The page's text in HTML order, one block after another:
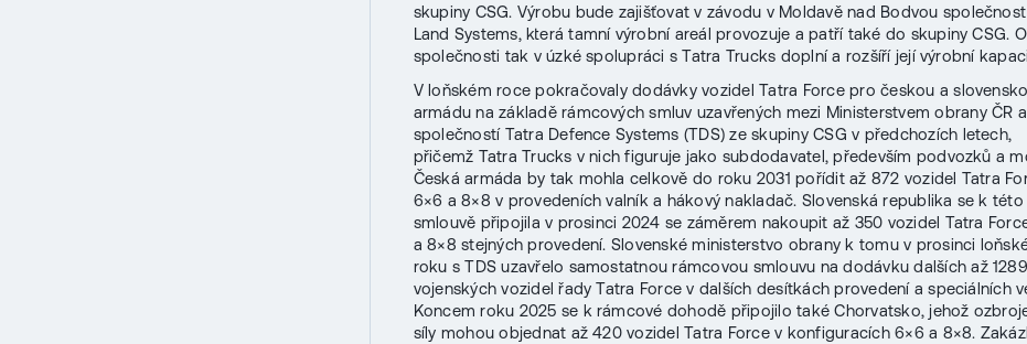
skupiny CSG. Výrobu bude zajišťovat v závodu v Moldavě nad Bodvou
Land Systems, která tamní výrobní areál provozuje a patří také do skupiny CSG.
společnosti tak v úzké spolupráci s Tatra Trucks doplní a rozšíří její výrobní
V loňském roce pokračovaly dodávky vozidel Tatra Force pro českou a
armádu na základě rámcových smluv uzavřených mezi Ministerstvem obrany ČR a
společností Tatra Defence Systems (TDS) ze skupiny CSG v předchozích letech,
přičemž Tatra Trucks v nich figuruje jako subdodavatel, především podvozků a
Česká armáda by tak mohla celkově do roku 2031 pořídit až 872 vozidel Tatra
6×6 a 8×8 v provedeních valník a hákový nakladač. Slovenská republika se k této
smlouvě připojila v prosinci 2024 se záměrem nakoupit až 350 vozidel Tatra
a 8×8 stejných provedení. Slovenské ministerstvo obrany k tomu v prosinci
roku s TDS uzavřelo samostatnou rámcovou smlouvu na dodávku dalších až 1289
vojenských vozidel řady Tatra Force v dalších desítkách provedení a speciálních
Koncem roku 2025 se k rámcové dohodě připojilo také Chorvatsko, jehož
síly mohou objednat až 420 vozidel Tatra Force v konfiguracích 6×6 a 8×8.